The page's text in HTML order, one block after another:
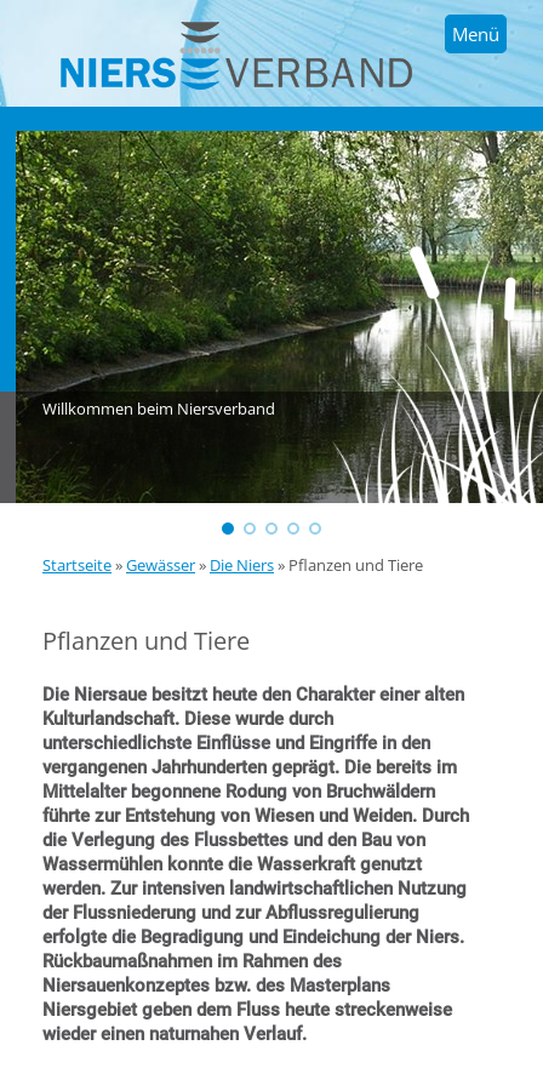
Menü
Willkommen beim Niersverband
Startseite»Gewässer» Die Niers» Pflanzen und Tiere
Pflanzen und Tiere
Die Niersaue besitzt heute den Charakter einer alten
Kulturlandschaft. Diese wurde durch
unterschiedlichste Einflüsse und Eingriffe in den
vergangenen Jahrhunderten geprägt. Die bereits im
Mittelalter begonnene Rodung von Bruchwäldern
führte zur Entstehung von Wiesen und Weiden. Durch
die Verlegung des Flussbettes und den Bau von
Wassermühlen konnte die Wasserkraft genutzt
werden. Zur intensiven landwirtschaftlichen Nutzung
der Flussniederung und zur Abflussregulierung
erfolgte die Begradigung und Eindeichung der Niers.
Rückbaumaßnahmen im Rahmen des
Niersauenkonzeptes bzw. des Masterplans
Niersgebiet geben dem Fluss heute streckenweise
wieder einen naturnahen Verlauf.